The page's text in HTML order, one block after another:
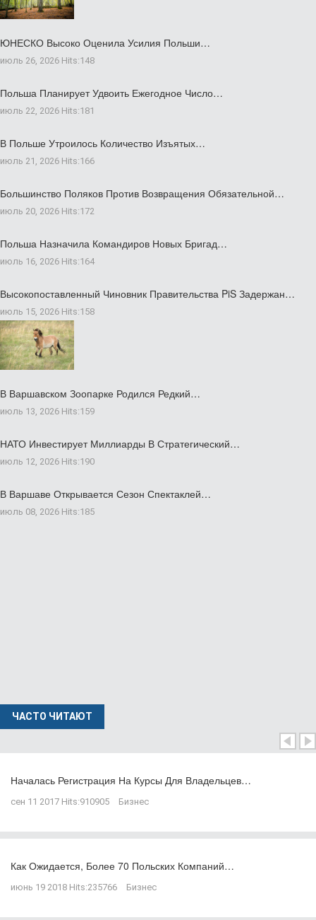
ЮНЕСКО Высоко Оценила Усилия Польши…
июль 26, 2026 Hits:148
Польша Планирует Удвоить Ежегодное Число…
июль 22, 2026 Hits:181
В Польше Утроилось Количество Изъятых…
июль 21, 2026 Hits:166
Большинство Поляков Против Возвращения Обязательной…
июль 20, 2026 Hits:172
Польша Назначила Командиров Новых Бригад…
июль 16, 2026 Hits:164
Высокопоставленный Чиновник Правительства PiS Задержан…
июль 15, 2026 Hits:158
В Варшавском Зоопарке Родился Редкий…
июль 13, 2026 Hits:159
НАТО Инвестирует Миллиарды В Стратегический…
июль 12, 2026 Hits:190
В Варшаве Открывается Сезон Спектаклей…
июль 08, 2026 Hits:185
ЧАСТО ЧИТАЮТ
Началась Регистрация На Курсы Для Владельцев…
сен 11 2017 Hits:910905 Бизнес
Как Ожидается, Более 70 Польских Компаний…
июнь 19 2018 Hits:235766 Бизнес